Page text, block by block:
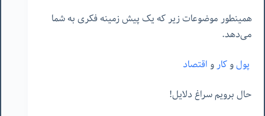
همینطور موضوعات زیر که یک پیش زمینه فکری به شما
می‌دهد.
پولوکارواقتصاد
حال برویم سراغ دلایل!